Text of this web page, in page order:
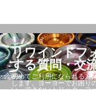
リワインドフ
する質問・交
初めてご利用になられる方
します。ヨーヨーでお困り
い。できないトリック・ヨ